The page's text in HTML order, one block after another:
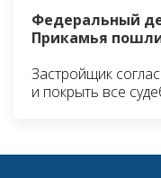
Федеральный
Прикамья
Застройщик
и покрыть все